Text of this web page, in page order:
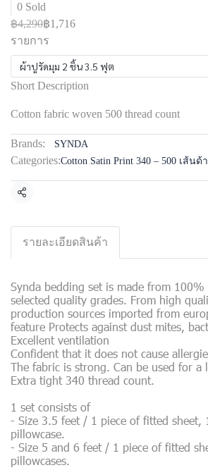
0 Sold
฿4,290฿1,716
รายการ
ผ้าปูรัดมุม 2 ชิ้น 3.5 ฟุต
Short Description
Cotton fabric woven 500 thread count
Brands: SYNDA
Categories:Cotton Satin Print 340 – 500 เส้นด้
Share
รายละเอียดสินค้า
Synda bedding set is made from
selected quality grades. From high
production sources imported from
feature Protects against dust mites,
Excellent ventilation
Confident that it does not cause
The fabric is strong. Can be used for a
Extra tight 340 thread count.
1 set consists of
- Size 3.5 feet / 1 piece of fitted sheet,
pillowcase.
- Size 5 and 6 feet / 1 piece of fitted
pillowcases.